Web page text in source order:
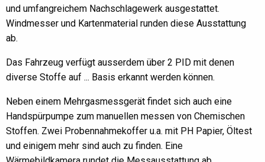
und umfangreichem Nachschlagewerk ausgestattet.
Windmesser und Kartenmaterial runden diese Ausstattung
ab.
Das Fahrzeug verfügt ausserdem über 2 PID mit denen
diverse Stoffe auf ... Basis erkannt werden können.
Neben einem Mehrgasmessgerät findet sich auch eine
Handspürpumpe zum manuellen messen von Chemischen
Stoffen. Zwei Probennahmekoffer u.a. mit PH Papier, Öltest
und einigem mehr sind auch zu finden. Eine